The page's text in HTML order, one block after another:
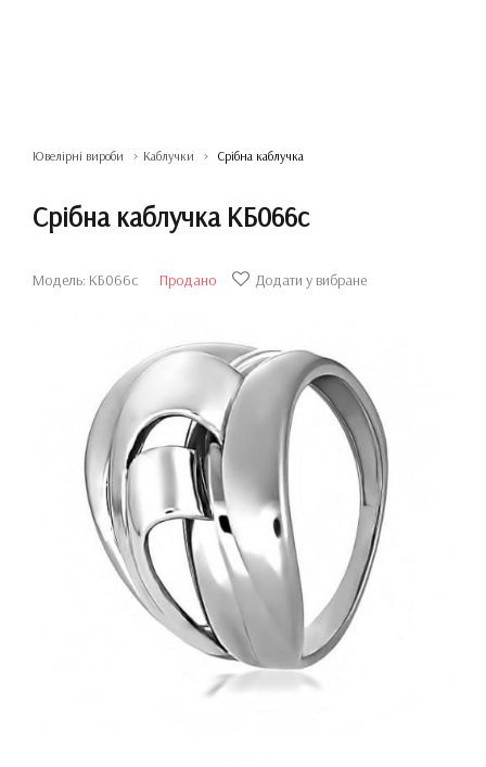
Ювелірні вироби Каблучки Срібна каблучка
Срібна каблучка КБ066с
Модель: КБ066с Продано Додати у вибране